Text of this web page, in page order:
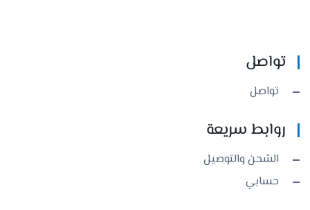
تواصل
تواصل
روابط سريعة
الشحن والتوصيل
حسابي